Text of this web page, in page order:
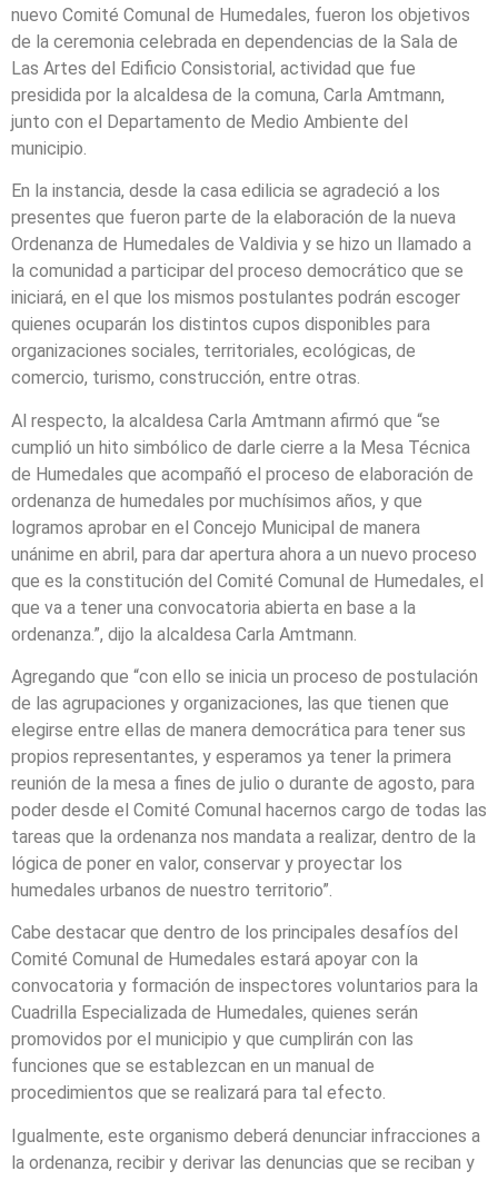
nuevo Comité Comunal de Humedales, fueron los objetivos
de la ceremonia celebrada en dependencias de la Sala de
Las Artes del Edificio Consistorial, actividad que fue
presidida por la alcaldesa de la comuna, Carla Amtmann,
junto con el Departamento de Medio Ambiente del
municipio.
En la instancia, desde la casa edilicia se agradeció a los
presentes que fueron parte de la elaboración de la nueva
Ordenanza de Humedales de Valdivia y se hizo un llamado a
la comunidad a participar del proceso democrático que se
iniciará, en el que los mismos postulantes podrán escoger
quienes ocuparán los distintos cupos disponibles para
organizaciones sociales, territoriales, ecológicas, de
comercio, turismo, construcción, entre otras.
Al respecto, la alcaldesa Carla Amtmann afirmó que “se
cumplió un hito simbólico de darle cierre a la Mesa Técnica
de Humedales que acompañó el proceso de elaboración de
ordenanza de humedales por muchísimos años, y que
logramos aprobar en el Concejo Municipal de manera
unánime en abril, para dar apertura ahora a un nuevo proceso
que es la constitución del Comité Comunal de Humedales, el
que va a tener una convocatoria abierta en base a la
ordenanza.”, dijo la alcaldesa Carla Amtmann.
Agregando que “con ello se inicia un proceso de postulación
de las agrupaciones y organizaciones, las que tienen que
elegirse entre ellas de manera democrática para tener sus
propios representantes, y esperamos ya tener la primera
reunión de la mesa a fines de julio o durante de agosto, para
poder desde el Comité Comunal hacernos cargo de todas las
tareas que la ordenanza nos mandata a realizar, dentro de la
lógica de poner en valor, conservar y proyectar los
humedales urbanos de nuestro territorio”.
Cabe destacar que dentro de los principales desafíos del
Comité Comunal de Humedales estará apoyar con la
convocatoria y formación de inspectores voluntarios para la
Cuadrilla Especializada de Humedales, quienes serán
promovidos por el municipio y que cumplirán con las
funciones que se establezcan en un manual de
procedimientos que se realizará para tal efecto.
Igualmente, este organismo deberá denunciar infracciones a
la ordenanza, recibir y derivar las denuncias que se reciban y